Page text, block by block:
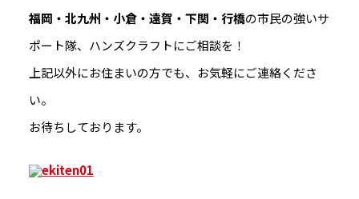
福岡・北九州・小倉・遠賀・下関・行橋の市民の強いサ
ポート隊、ハンズクラフトにご相談を！
上記以外にお住まいの方でも、お気軽にご連絡くださ
い。
お待ちしております。